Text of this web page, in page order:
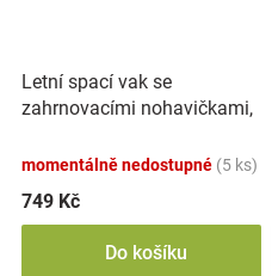
Letní spací vak se
zahrnovacími nohavičkami,
potiskem, M
momentálně nedostupné (5 ks)
749 Kč
Do košíku